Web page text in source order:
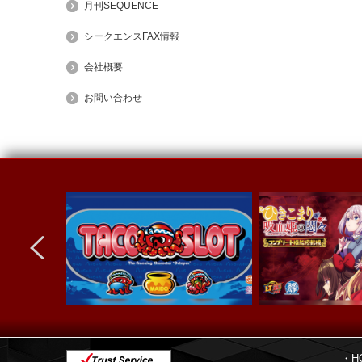
月刊SEQUENCE
シークエンスFAX情報
会社概要
お問い合わせ
next
・